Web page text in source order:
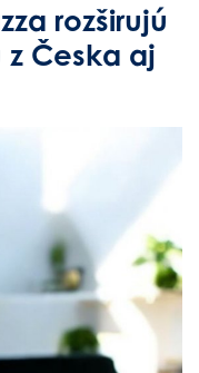
rozširujú
Česka aj